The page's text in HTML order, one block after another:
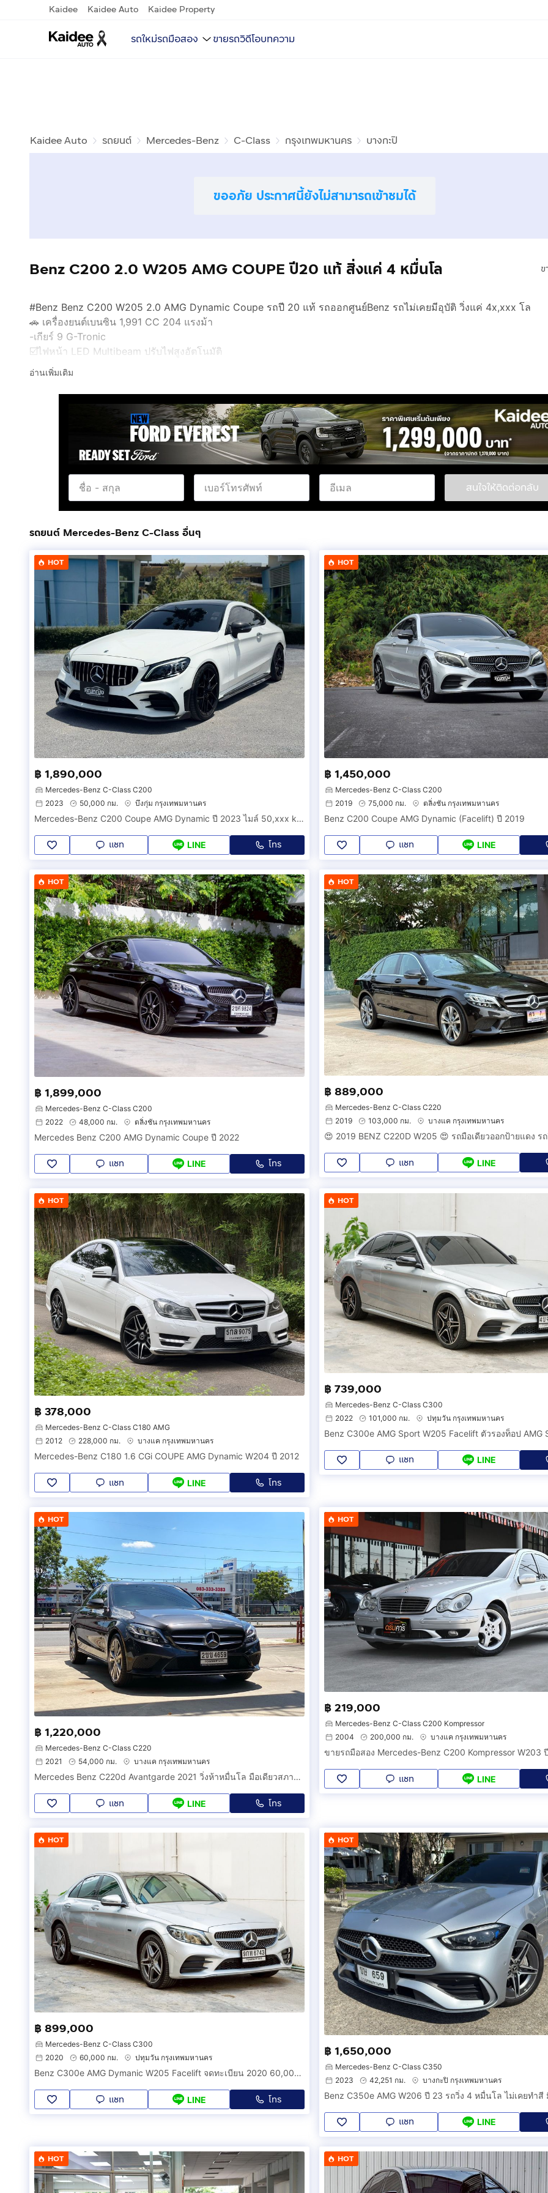
Kaidee Kaidee Auto Kaidee Property
รถใหม่รถมือสอง ขายรถวิดีโอบทความ
Kaidee Auto รถยนต์ Mercedes-Benz C-Class กรุงเทพมหานคร บางกะปิ
ขออภัย ประกาศนี้ยังไม่สามารถเข้าชมได้
ข
Benz C200 2.0 W205 AMG COUPE ปี20 แท้ สิ่งแค่ 4 หมื่นโล
#Benz Benz C200 W205 2.0 AMG Dynamic Coupe รถปี 20 แท้ รถออกศูนย์Benz รถไม่เคยมีอุบัติ วิ่งแค่ 4x,xxx โล
🚗 เครื่องยนต์เบนซิน 1,991 CC 204 แรงม้า
-เกียร์ 9 G-Tronic
☑️ไฟหน้า LED Multibeam ปรับไฟสูงอัตโนมัติ
☑️กระจังหน้าDiamand Grille
☑️ระบบช่วยจอดActive Parking Assist
☑️พวงมาลัย Multifunction Cruise Control
☑️ชุดมาตรวัด12.3 “Bluetooth USB / Navigatorมีระบบรองรับ Apple Car Play
☑️ระบบแอร์ Auto “Dual Climate” แยกอิสระ
☑️ปุ่ม/ Push Start Engine
☑️กล้องมองหลังรอบคันขณะถอย
☑️ไฟภายใน Ambient Lighting 64 สี
☑️เครื่องเสียงรอบทิศทาง Burmester
☑️ดอกเบี้ยเริ่มต้น 2,59%
☑️รถทุกคันผ่านการตรวจสอบ จาก 2 สถาบัน มีใบรับรอง
☑️ราคาปกติ 1,650,000ลดเหลือ 1,590,000.-
☎️กดเพื่อดูเบอร์โทร xxxxxx565คุณ หมู
🆔 Line : MOO-NUMBERONE Add Line: https://bit.ly/31hUIXK
💻 Facebook Fanpage :NUMBER ONE AUTO
📍 ดอกเบี้ยเริ่มต้น 2.59%
อ่านเพิ่มเติม
สนใจให้ติดต่อกลับ
รถยนต์ Mercedes-Benz C-Class อื่นๆ
HOT
฿ 1,890,000
Mercedes-Benz C-Class C200
2023
50,000 กม. บึงกุ่ม กรุงเทพมหานคร
Mercedes-Benz C200 Coupe AMG Dynamic ปี 2023 ไมล์ 50,xxx km.
แชท LINE โทร
HOT
฿ 1,450,000
Mercedes-Benz C-Class C200
2019
75,000 กม. ตลิ่งชัน กรุงเทพมหานคร
Benz C200 Coupe AMG Dynamic (Facelift) ปี 2019
แชท LINE
HOT
฿ 1,899,000
Mercedes-Benz C-Class C200
2022
48,000 กม. ตลิ่งชัน กรุงเทพมหานคร
Mercedes Benz C200 AMG Dynamic Coupe ปี 2022
แชท LINE โทร
HOT
฿ 889,000
Mercedes-Benz C-Class C220
2019
103,000 กม. บางแค กรุงเทพมหานคร
แชท LINE
HOT
฿ 378,000
Mercedes-Benz C-Class C180 AMG
2012
228,000 กม. บางแค กรุงเทพมหานคร
Mercedes-Benz C180 1.6 CGi COUPE AMG Dynamic W204 ปี 2012
แชท LINE โทร
HOT
฿ 739,000
Mercedes-Benz C-Class C300
2022
101,000 กม. ปทุมวัน กรุงเทพมหานคร
แชท LINE
HOT
฿ 1,220,000
Mercedes-Benz C-Class C220
2021
54,000 กม. บางแค กรุงเทพมหานคร
Mercedes Benz C220d Avantgarde 2021 วิ่งห้าหมื่นโล มือเดียวสภาพป้ายแดงและยังมีวารันตี MBSP เหลืออีกหลายปี
แชท LINE โทร
HOT
฿ 219,000
Mercedes-Benz C-Class C200 Kompressor
2004
200,000 กม. บางแค กรุงเทพมหานคร
แชท LINE
HOT
฿ 899,000
Mercedes-Benz C-Class C300
2020
60,000 กม. ปทุมวัน กรุงเทพมหานคร
Benz C300e AMG Dymanic W205 Facelift จดทะเบียน 2020 60,000KM มือเดียว ท็อปสุด AMG Dynamic หลังคาแก้ว
แชท LINE โทร
HOT
฿ 1,650,000
Mercedes-Benz C-Class C350
2023
42,251 กม. บางกะปิ กรุงเทพมหานคร
แชท LINE
HOT HOT